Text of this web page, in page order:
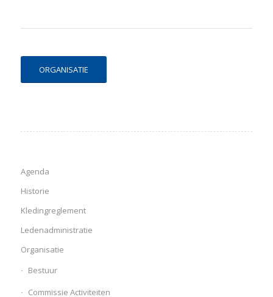
ORGANISATIE
Agenda
Historie
Kledingreglement
Ledenadministratie
Organisatie
Bestuur
Commissie Activiteiten